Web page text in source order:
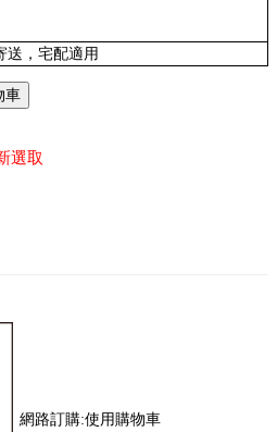
送，宅配適用
選取
網路訂購:使用購物車